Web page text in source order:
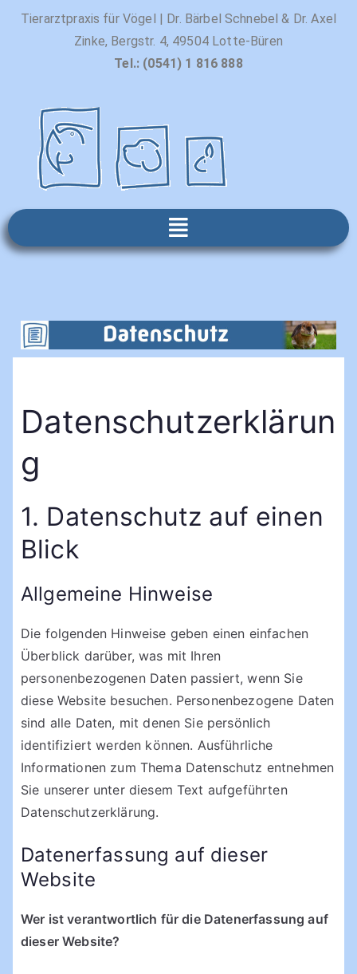
Tierarztpraxis für Vögel | Dr. Bärbel Schnebel & Dr. Axel
Zinke, Bergstr. 4, 49504 Lotte-Büren
Tel.: (0541) 1 816 888
Datenschutzerklärun
g
1. Datenschutz auf einen
Blick
Allgemeine Hinweise
Die folgenden Hinweise geben einen einfachen
Überblick darüber, was mit Ihren
personenbezogenen Daten passiert, wenn Sie
diese Website besuchen. Personenbezogene Daten
sind alle Daten, mit denen Sie persönlich
identifiziert werden können. Ausführliche
Informationen zum Thema Datenschutz entnehmen
Sie unserer unter diesem Text aufgeführten
Datenschutzerklärung.
Datenerfassung auf dieser
Website
Wer ist verantwortlich für die Datenerfassung auf
dieser Website?